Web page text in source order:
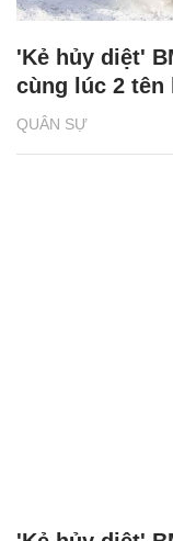
QUÂN SỰ
'Kẻ hủy diệt'
cùng lúc 2 tên